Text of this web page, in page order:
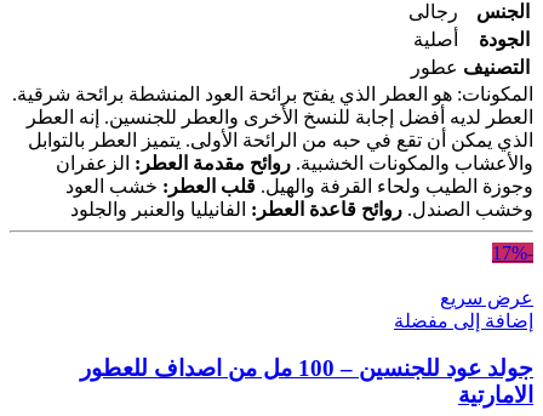
الجنس
رجالى
الجودة
أصلية
التصنيف عطور
المكونات: هو العطر الذي يفتح برائحة العود المنشطة برائحة شرقية.
العطر لديه أفضل إجابة للنسخ الأخرى والعطر للجنسين. إنه العطر
الذي يمكن أن تقع في حبه من الرائحة الأولى. يتميز العطر بالتوابل
والأعشاب والمكونات الخشبية. روائح مقدمة العطر: الزعفران
وجوزة الطيب ولحاء القرفة والهيل. قلب العطر: خشب العود
وخشب الصندل. روائح قاعدة العطر: الفانيليا والعنبر والجلود
-17%
عرض سريع
إضافة إلى مفضلة
جولد عود للجنسين – 100 مل من اصداف للعطور
الامارتية